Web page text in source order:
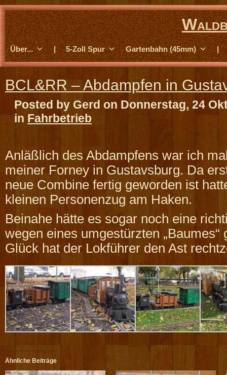
Über... | 5-Zoll Spur Gartenbahn (45mm) |
BCL&RR – Abdampfen in
Posted by Gerd on Donnerstag, 24
in Fahrbetrieb
Anläßlich des Abdampfens war ich
meiner Forney in Gustavsburg. Da
neue Combine fertig geworden ist
kleinen Personenzug am Haken.
Beinahe hätte es sogar noch eine
wegen eines umgestürzten „Baumes“
Glück hat der Lokführer den Ast
Ähnliche Beiträge